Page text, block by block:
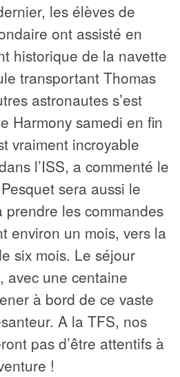
les élèves de
ont assisté en
historique de la navette
transportant Thomas
astronautes s’est
Harmony samedi en fin
vraiment incroyable
l’ISS, a commenté le
sera aussi le
prendre les commandes
environ un mois, vers la
six mois. Le séjour
avec une centaine
à bord de ce vaste
A la TFS, nos
pas d’être attentifs à
!